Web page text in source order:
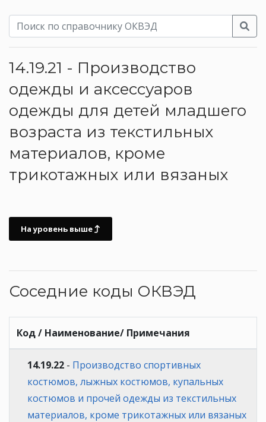
14.19.21 - Производство
одежды и аксессуаров
одежды для детей младшего
возраста из текстильных
материалов, кроме
трикотажных или вязаных
На уровень выше
Соседние коды ОКВЭД
Код / Наименование/ Примечания
14.19.22 - Производство спортивных
костюмов, лыжных костюмов, купальных
костюмов и прочей одежды из текстильных
материалов, кроме трикотажных или вязаных